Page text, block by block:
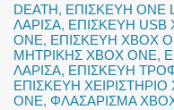
DEATH, ΕΠΙΣΚΕΥΗ ONE
ΛΑΡΙΣΑ, ΕΠΙΣΚΕΥΗ USB
ONE, ΕΠΙΣΚΕΥΗ XBOX
ΜΗΤΡΙΚΗΣ XBOX ONE,
ΛΑΡΙΣΑ, ΕΠΙΣΚΕΥΗ
ΕΠΙΣΚΕΥΗ ΧΕΙΡΙΣΤΗΡΙΟ
ONE,ΦΛΑΣΑΡΙΣΜΑ